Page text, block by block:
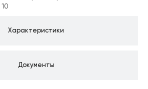
Характеристики
Документы